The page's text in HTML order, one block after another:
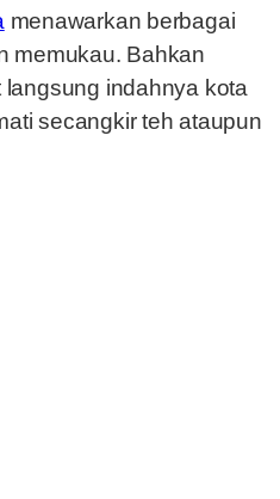
menawarkan berbagai
memukau. Bahkan
indahnya kota
secangkir teh ataupun